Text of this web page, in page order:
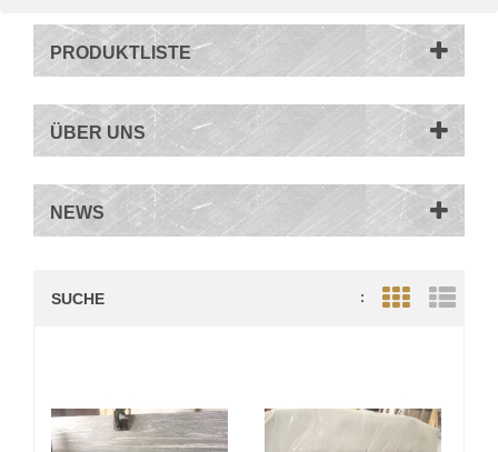
PRODUKTLISTE
ÜBER UNS
NEWS
SUCHE : Grid View